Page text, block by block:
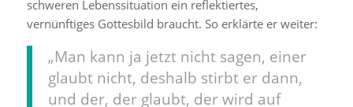
schweren Lebenssituation ein reflektiertes,
vernünftiges Gottesbild braucht. So erklärte er weiter:
„Man kann ja jetzt nicht sagen, einer
glaubt nicht, deshalb stirbt er dann,
und der, der glaubt, der wird auf